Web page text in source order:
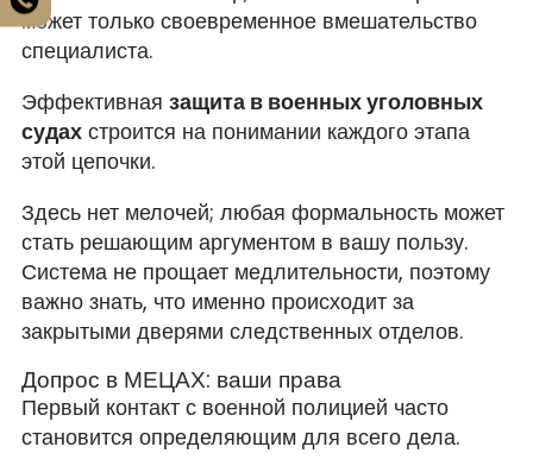
может только своевременное вмешательство
специалиста.
Эффективная защита в военных уголовных
судахстроится на понимании каждого этапа
этой цепочки.
Здесь нет мелочей; любая формальность может
стать решающим аргументом в вашу пользу.
Система не прощает медлительности, поэтому
важно знать, что именно происходит за
закрытыми дверями следственных отделов.
Допрос в МЕЦАХ: ваши права
Первый контакт с военной полицией часто
становится определяющим для всего дела.